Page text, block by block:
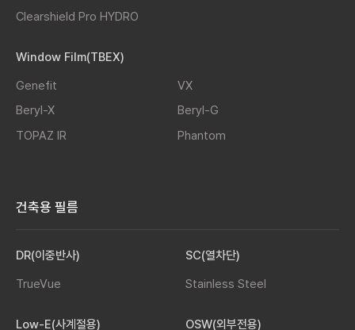
Clearshield Pro HYDRO
Window Film(TBEX)
Genefit
VX
Beryl-X
Beryl-G
TOPAZ IR
Phantom
건축용 필름
DR(이중반사)
TrueVue
SC(열차단)
Stainless Steel
Low-E(사계절용) OSW(외부전용)